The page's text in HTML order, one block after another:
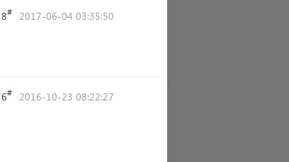
8# 2017-06-04 03:35:50
6# 2016-10-23 08:22:27